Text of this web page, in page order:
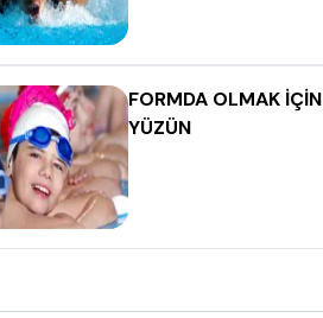
FORMDA OLMAK İÇİN
YÜZÜN